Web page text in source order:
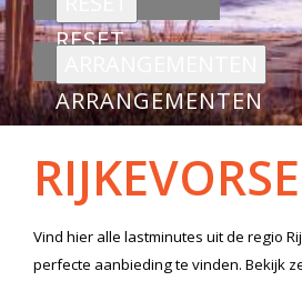
RESET
ARRANGEMENTEN
Vind hier alle lastminutes uit de regio
perfecte aanbieding te vinden. Bekijk